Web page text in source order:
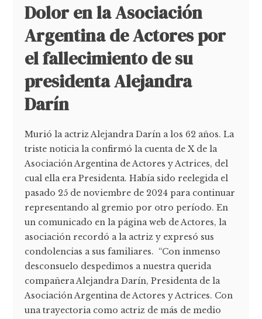
Dolor en la Asociación
Argentina de Actores por
el fallecimiento de su
presidenta Alejandra
Darín
Murió la actriz Alejandra Darín a los 62 años. La
triste noticia la confirmó la cuenta de X de la
Asociación Argentina de Actores y Actrices, del
cual ella era Presidenta. Había sido reelegida el
pasado 25 de noviembre de 2024 para continuar
representando al gremio por otro período. En
un comunicado en la página web de Actores, la
asociación recordó a la actriz y expresó sus
condolencias a sus familiares. “Con inmenso
desconsuelo despedimos a nuestra querida
compañera Alejandra Darín, Presidenta de la
Asociación Argentina de Actores y Actrices. Con
una trayectoria como actriz de más de medio